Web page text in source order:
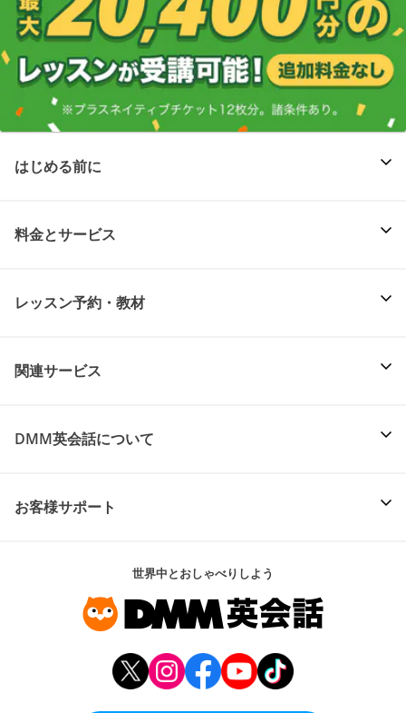
はじめる前に
料金とサービス
レッスン予約・教材
関連サービス
DMM英会話について
お客様サポート
世界中とおしゃべりしよう